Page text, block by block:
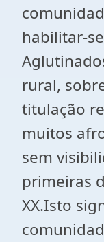
habilitar-
rural,
titulação
muitos
sem
primeiras
XX.Isto